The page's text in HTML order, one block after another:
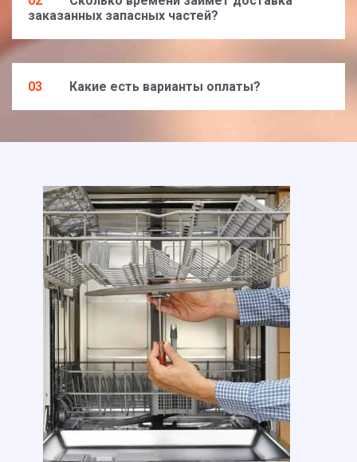
заказанных запасных частей?
03 Какие есть варианты оплаты?